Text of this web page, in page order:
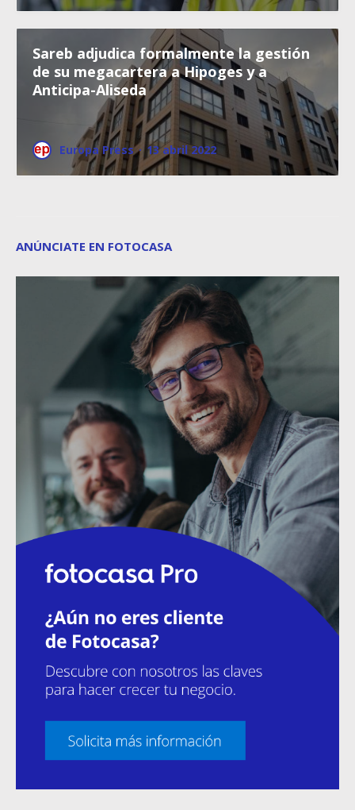
Sareb adjudica formalmente la gestión
de su megacartera a Hipoges y a
Anticipa-Aliseda
Europa Press · 13 abril 2022
ANÚNCIATE EN FOTOCASA